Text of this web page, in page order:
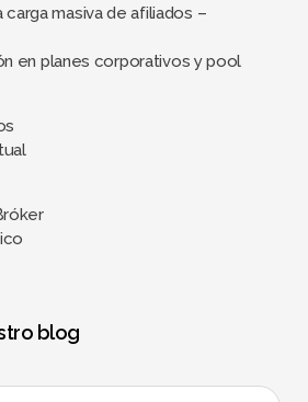
masiva de afiliados –
en planes corporativos y pool
blog